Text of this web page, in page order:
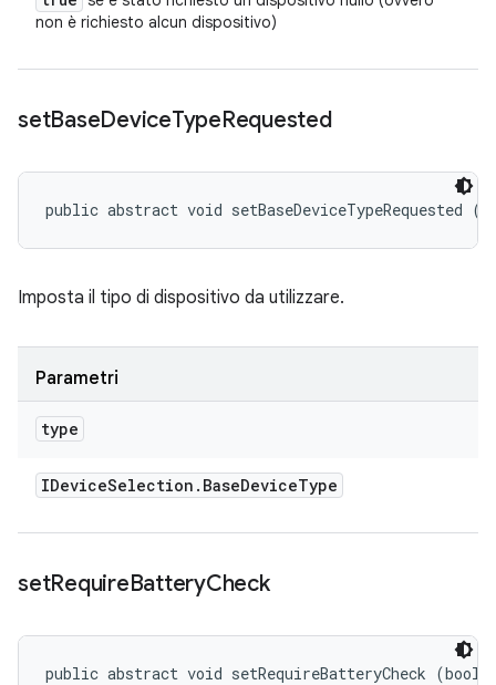
non è richiesto alcun dispositivo)
setBaseDeviceTypeRequested
public abstract void setBaseDeviceTypeRequested (
Imposta il tipo di dispositivo da utilizzare.
Parametri
type
IDeviceSelection . BaseDeviceType
setRequireBatteryCheck
public abstract void setRequireBatteryCheck